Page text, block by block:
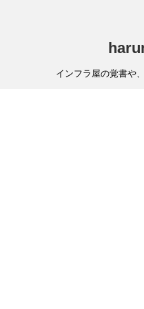
インフラ屋の覚書や